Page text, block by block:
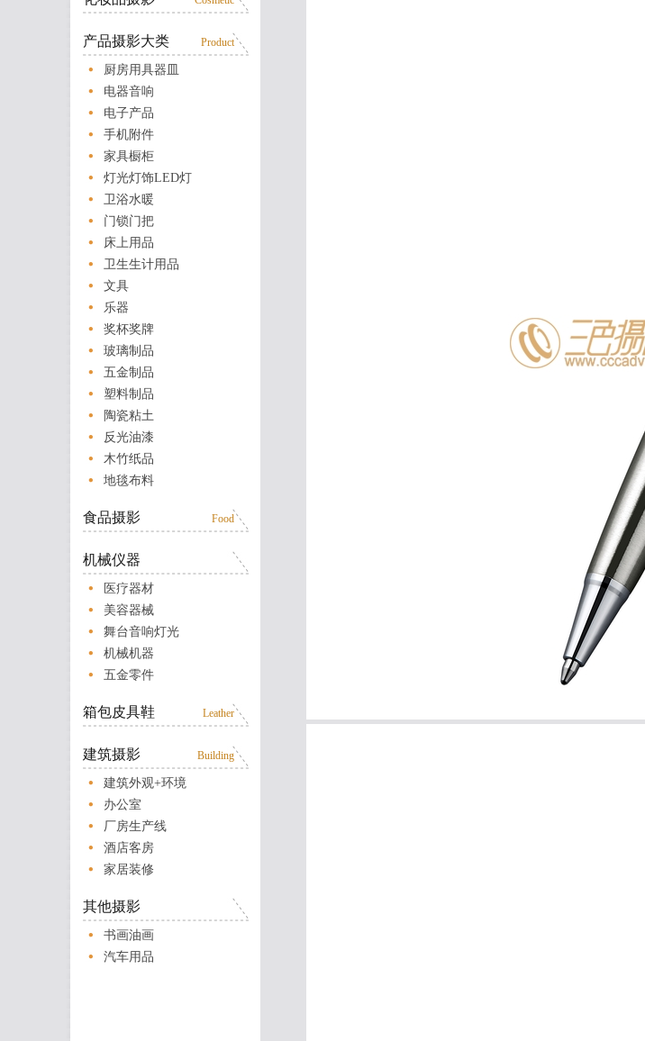
产品摄影大类 Product
厨房用具器皿
电器音响
电子产品
手机附件
家具橱柜
灯光灯饰LED灯
卫浴水暖
门锁门把
床上用品
卫生生计用品
文具
乐器
奖杯奖牌
玻璃制品
五金制品
塑料制品
陶瓷粘土
反光油漆
木竹纸品
地毯布料
食品摄影 Food
机械仪器
医疗器材
美容器械
舞台音响灯光
机械机器
五金零件
箱包皮具鞋 Leather
建筑摄影 Building
建筑外观+环境
办公室
厂房生产线
酒店客房
家居装修
其他摄影
书画油画
汽车用品